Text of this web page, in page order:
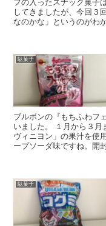
フの入ったスナック菓子
してきましたが、今回３
なのかな」というのがわ
駄菓子
ブルボンの『もちふわフ
いました。 １月から３月
ヴィニヨン」の果汁を使
ープソーダ味ですね。開
駄菓子